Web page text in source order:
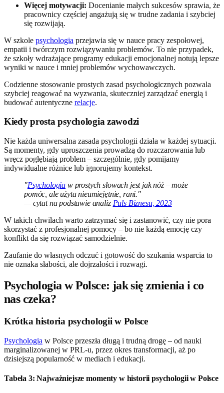
Więcej motywacji: Docenianie małych sukcesów sprawia, że
pracownicy częściej angażują się w trudne zadania i szybciej
się rozwijają.
W szkole psychologia przejawia się w nauce pracy zespołowej,
empatii i twórczym rozwiązywaniu problemów. To nie przypadek,
że szkoły wdrażające programy edukacji emocjonalnej notują lepsze
wyniki w nauce i mniej problemów wychowawczych.
Codzienne stosowanie prostych zasad psychologicznych pozwala
szybciej reagować na wyzwania, skuteczniej zarządzać energią i
budować autentyczne relacje.
Kiedy prosta psychologia zawodzi
Nie każda uniwersalna zasada psychologii działa w każdej sytuacji.
Są momenty, gdy uproszczenia prowadzą do rozczarowania lub
wręcz pogłębiają problem – szczególnie, gdy pomijamy
indywidualne różnice lub ignorujemy kontekst.
"Psychologia w prostych słowach jest jak nóż – może
pomóc, ale użyta nieumiejętnie, rani."
— cytat na podstawie analiz Puls Biznesu, 2023
W takich chwilach warto zatrzymać się i zastanowić, czy nie pora
skorzystać z profesjonalnej pomocy – bo nie każdą emocję czy
konflikt da się rozwiązać samodzielnie.
Zaufanie do własnych odczuć i gotowość do szukania wsparcia to
nie oznaka słabości, ale dojrzałości i rozwagi.
Psychologia w Polsce: jak się zmienia i co
nas czeka?
Krótka historia psychologii w Polsce
Psychologia w Polsce przeszła długą i trudną drogę – od nauki
marginalizowanej w PRL-u, przez okres transformacji, aż po
dzisiejszą popularność w mediach i edukacji.
Tabela 3: Najważniejsze momenty w historii psychologii w Polsce